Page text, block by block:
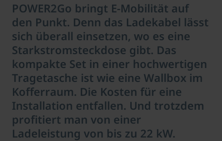
POWER2Go bringt E-Mobilität auf
den Punkt. Denn das Ladekabel lässt
sich überall einsetzen, wo es eine
Starkstromsteckdose gibt. Das
kompakte Set in einer hochwertigen
Tragetasche ist wie eine Wallbox im
Kofferraum. Die Kosten für eine
Installation entfallen. Und trotzdem
profitiert man von einer
Ladeleistung von bis zu 22 kW.